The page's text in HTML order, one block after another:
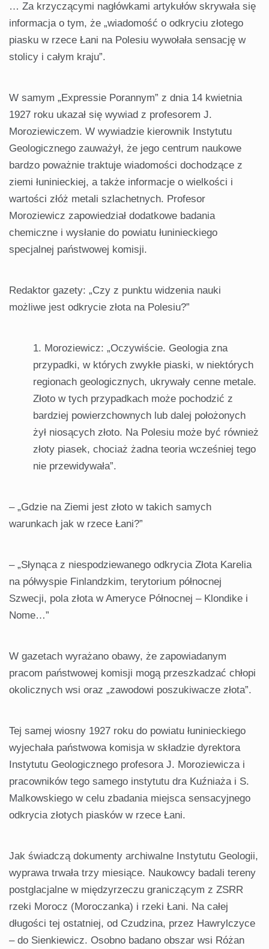
… Za krzyczącymi nagłówkami artykułów skrywała się
informacja o tym, że „wiadomość o odkryciu złotego
piasku w rzece Łani na Polesiu wywołała sensację w
stolicy i całym kraju”.
W samym „Expressie Porannym” z dnia 14 kwietnia
1927 roku ukazał się wywiad z profesorem J.
Moroziewiczem. W wywiadzie kierownik Instytutu
Geologicznego zauważył, że jego centrum naukowe
bardzo poważnie traktuje wiadomości dochodzące z
ziemi łuninieckiej, a także informacje o wielkości i
wartości złóż metali szlachetnych. Profesor
Moroziewicz zapowiedział dodatkowe badania
chemiczne i wysłanie do powiatu łuninieckiego
specjalnej państwowej komisji.
Redaktor gazety: „Czy z punktu widzenia nauki
możliwe jest odkrycie złota na Polesiu?”
Moroziewicz: „Oczywiście. Geologia zna
przypadki, w których zwykłe piaski, w niektórych
regionach geologicznych, ukrywały cenne metale.
Złoto w tych przypadkach może pochodzić z
bardziej powierzchownych lub dalej położonych
żył niosących złoto. Na Polesiu może być również
złoty piasek, chociaż żadna teoria wcześniej tego
nie przewidywała”.
– „Gdzie na Ziemi jest złoto w takich samych
warunkach jak w rzece Łani?”
– „Słynąca z niespodziewanego odkrycia Złota Karelia
na półwyspie Finlandzkim, terytorium północnej
Szwecji, pola złota w Ameryce Północnej – Klondike i
Nome…”
W gazetach wyrażano obawy, że zapowiadanym
pracom państwowej komisji mogą przeszkadzać chłopi
okolicznych wsi oraz „zawodowi poszukiwacze złota”.
Tej samej wiosny 1927 roku do powiatu łuninieckiego
wyjechała państwowa komisja w składzie dyrektora
Instytutu Geologicznego profesora J. Moroziewicza i
pracowników tego samego instytutu dra Kuźniaża i S.
Malkowskiego w celu zbadania miejsca sensacyjnego
odkrycia złotych piasków w rzece Łani.
Jak świadczą dokumenty archiwalne Instytutu Geologii,
wyprawa trwała trzy miesiące. Naukowcy badali tereny
postglacjalne w międzyrzeczu graniczącym z ZSRR
rzeki Morocz (Moroczanka) i rzeki Łani. Na całej
długości tej ostatniej, od Czudzina, przez Hawrylczyce
– do Sienkiewicz. Osobno badano obszar wsi Różan